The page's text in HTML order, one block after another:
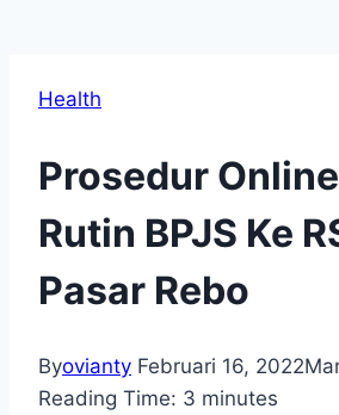
Health
Prosedur
Rutin BPJS Ke
Pasar Rebo
Byovianty Februari 16, 2022
Reading Time: 3 minutes